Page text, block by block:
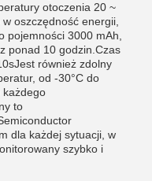
otoczenia 20 ~
oszczędność energii,
pojemności 3000 mAh,
ponad 10 godzin.Czas
również zdolny
od -30°C do
każdego
to
dla każdej sytuacji, w
szybko i